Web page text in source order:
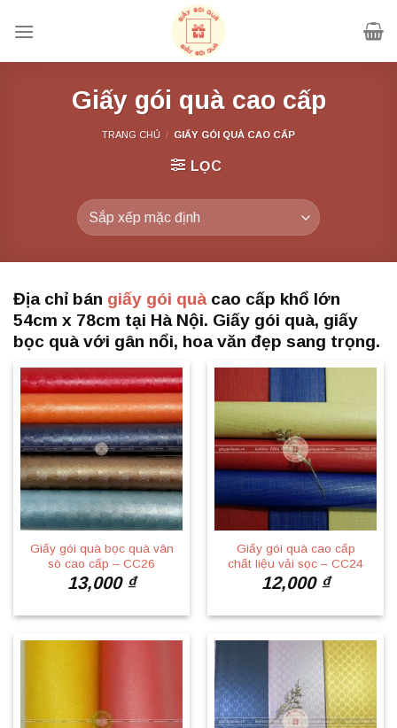
đến
Giấy gói quà cao cấp
TRANG CHỦ / GIẤY GÓI QUÀ CAO CẤP
LỌC
Địa chỉ bán giấy gói quàcao cấp khổ lớn
54cm x 78cm tại Hà Nội. Giấy gói quà, giấy
bọc quà với gân nổi, hoa văn đẹp sang trọng.
Giấy gói quà bọc quà vân
sò cao cấp – CC26
13,000 ₫
Giấy gói quà cao cấp
chất liệu vải sọc – CC24
12,000 ₫